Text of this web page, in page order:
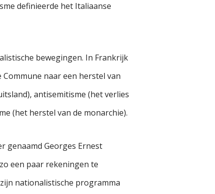
definieerde het Italiaanse
bewegingen. In Frankrijk
naar een herstel van
antisemitisme (het verlies
(het herstel van de monarchie).
genaamd Georges Ernest
een paar rekeningen te
nationalistische programma